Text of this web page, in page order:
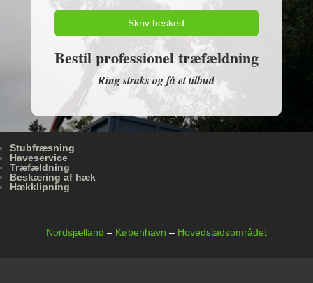
Skriv besked
Bestil professionel træfældning
Ring straks og få et tilbud
Stubfræsning
Haveservice
Træfældning
Beskæring af hæk
Hækklipning
Nordsjælland – København – Hovedstadsområdet